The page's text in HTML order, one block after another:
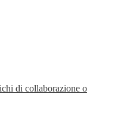
di collaborazione o